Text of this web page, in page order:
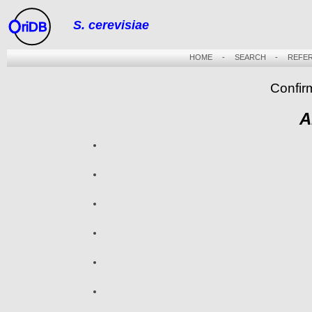
riDB S. cerevisiae
HOME- SEARCH -